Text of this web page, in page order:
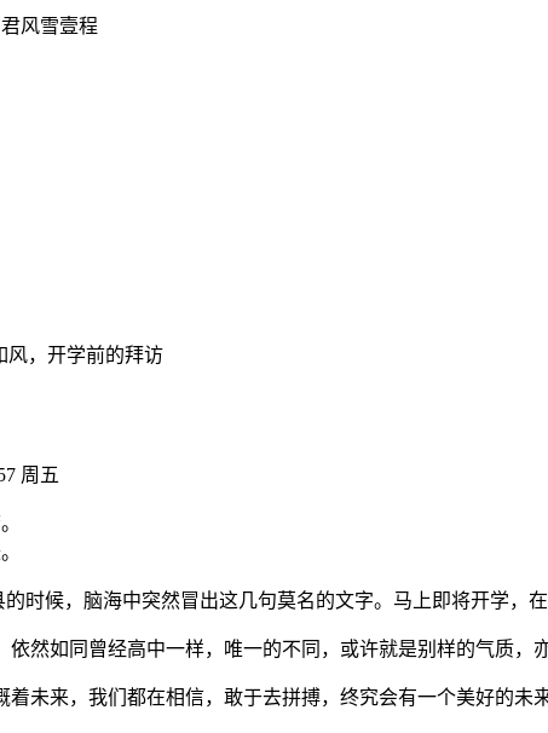
风雪壹程
风，开学前的拜访
周五
时候，脑海中突然冒出这几句莫名的文字。马上即将开学，
然如同曾经高中一样，唯一的不同，或许就是别样的气质，
未来，我们都在相信，敢于去拼搏，终究会有一个美好的未